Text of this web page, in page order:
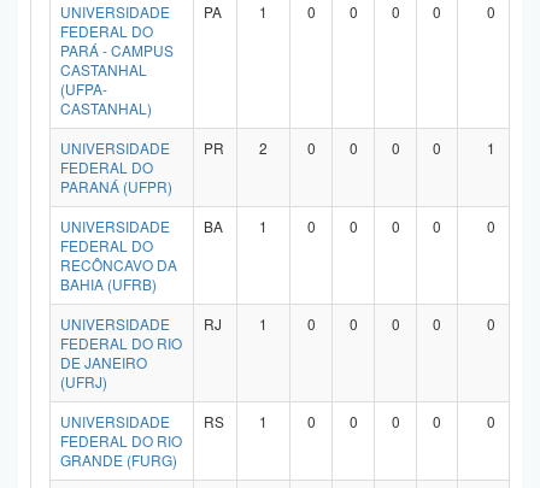
UNIVERSIDADE
FEDERAL DO
PARÁ - CAMPUS
CASTANHAL
(UFPA-
CASTANHAL)
PA 1 0 0 0 0 0
UNIVERSIDADE
FEDERAL DO
PARANÁ (UFPR)
PR 2 0 0 0 0 1
UNIVERSIDADE
FEDERAL DO
RECÔNCAVO DA
BAHIA (UFRB)
BA 1 0 0 0 0 0
UNIVERSIDADE
FEDERAL DO RIO
DE JANEIRO
(UFRJ)
RJ 1 0 0 0 0 0
UNIVERSIDADE
FEDERAL DO RIO
GRANDE (FURG)
RS 1 0 0 0 0 0